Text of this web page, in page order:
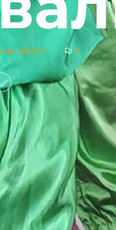
Garten 0